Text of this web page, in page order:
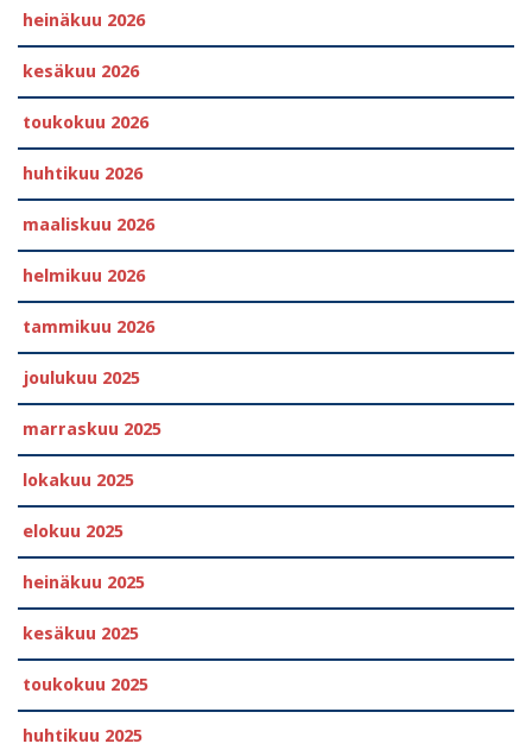
heinäkuu 2026
kesäkuu 2026
toukokuu 2026
huhtikuu 2026
maaliskuu 2026
helmikuu 2026
tammikuu 2026
joulukuu 2025
marraskuu 2025
lokakuu 2025
elokuu 2025
heinäkuu 2025
kesäkuu 2025
toukokuu 2025
huhtikuu 2025